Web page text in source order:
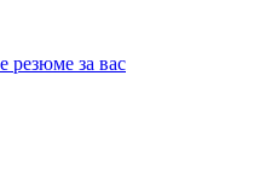
резюме за вас